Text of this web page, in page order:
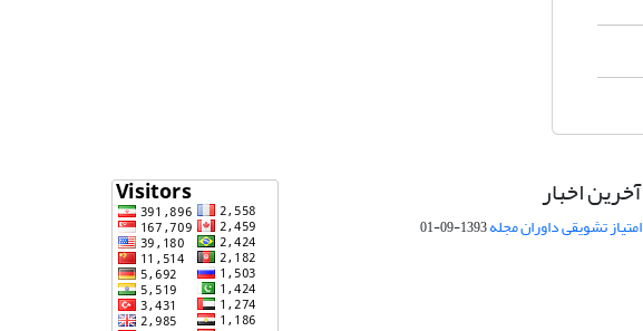
آخرین اخبار
امتیاز تشویقی داوران مجله1393-09-01